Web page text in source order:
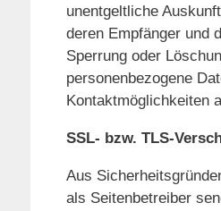
unentgeltliche
deren Empfänger und
Sperrung oder
personenbezogene
Kontaktmöglichkeiten
SSL- bzw. TLS-
Aus
als Seitenbetreiber